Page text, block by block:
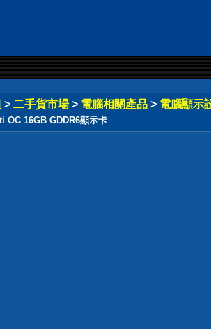
> 二手貨市場 > 電腦相關產品 > 電腦顯示
OC 16GB GDDR6顯示卡